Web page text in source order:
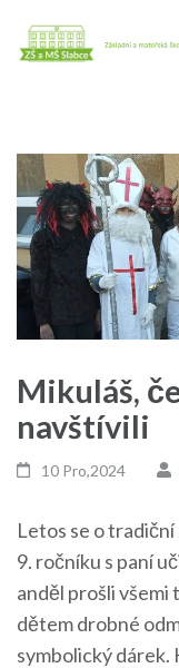
na
Mikuláš,
navštívili
10 Pro,2024
Letos se o
9. ročníku s paní
anděl prošli všemi
dětem drobné
symbolický dárek.